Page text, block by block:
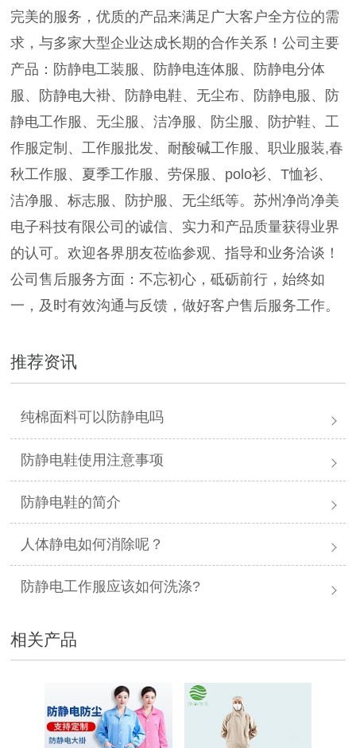
完美的服务，优质的产品来满足广大客户全方位的需
求，与多家大型企业达成长期的合作关系！公司主要
产品：防静电工装服、防静电连体服、防静电分体
服、防静电大褂、防静电鞋、无尘布、防静电服、防
静电工作服、无尘服、洁净服、防尘服、防护鞋、工
作服定制、工作服批发、耐酸碱工作服、职业服装,春
秋工作服、夏季工作服、劳保服、polo衫、T恤衫、
洁净服、标志服、防护服、无尘纸等。苏州净尚净美
电子科技有限公司的诚信、实力和产品质量获得业界
的认可。欢迎各界朋友莅临参观、指导和业务洽谈！
公司售后服务方面：不忘初心，砥砺前行，始终如
一，及时有效沟通与反馈，做好客户售后服务工作。
推荐资讯
纯棉面料可以防静电吗
防静电鞋使用注意事项
防静电鞋的简介
人体静电如何消除呢？
防静电工作服应该如何洗涤?
相关产品